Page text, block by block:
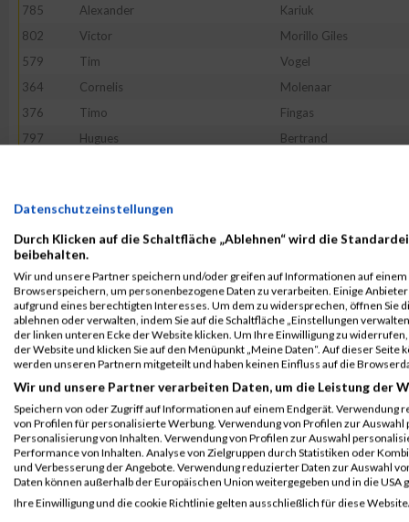
785
Alexander Kariuk
802
Victor Morillo Giles
579
Tim Vogel
364
Cornelis Molenaar
376
Timo Fingas
797
Hugues Bertrand
852
--
230
Robert Kerlin
222
Carsten Roeh
571
Christian Goepel
251
Christian Martinek
380
Henrik Lange
581
Thierry Serres
655
Florian Moldenhauer
730
Bertran Biayna
779
Lutz Plambeck
241
Koch
Datenschutzeinstellungen
Durch Klicken auf die Schaltfläche „Ablehnen“ wird die
beibehalten.
Wir und unsere Partner speichern und/oder greifen auf Informationen auf einem
Browserspeichern, um personenbezogene Daten zu verarbeiten. Einige
aufgrund eines berechtigten Interesses. Um dem zu widersprechen, öffnen Sie
ablehnen oder verwalten, indem Sie auf die Schaltfläche „Einstellungen
der linken unteren Ecke der Website klicken. Um Ihre Einwilligung zu
der Website und klicken Sie auf den Menüpunkt „Meine Daten“. Auf dieser
werden unseren Partnern mitgeteilt und haben keinen Einfluss auf die
Wir und unsere Partner verarbeiten Daten, um die Leistung der
Speichern von oder Zugriff auf Informationen auf einem Endgerät.
von Profilen für personalisierte Werbung. Verwendung von Profilen zur
Personalisierung von Inhalten. Verwendung von Profilen zur Auswahl
Performance von Inhalten. Analyse von Zielgruppen durch Statistiken oder
und Verbesserung der Angebote. Verwendung reduzierter Daten zur Auswahl
Daten können außerhalb der Europäischen Union weitergegeben und in die USA
Ihre Einwilligung und die cookie Richtlinie gelten ausschließlich für diese